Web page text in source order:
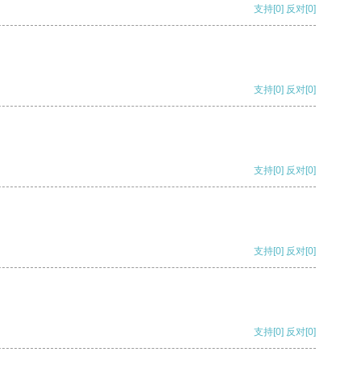
支持[0] 反对[0]
支持[0] 反对[0]
支持[0] 反对[0]
支持[0] 反对[0]
支持[0] 反对[0]